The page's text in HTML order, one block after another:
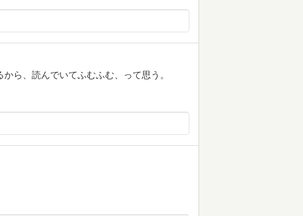
ら、読んでいてふむふむ、って思う。